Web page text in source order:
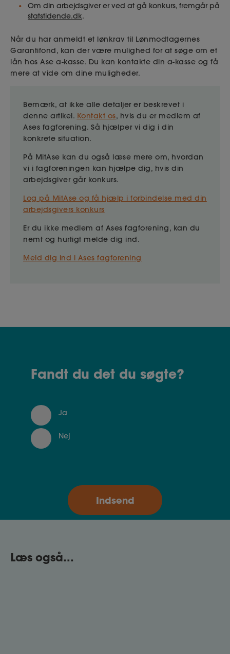
Om din arbejdsgiver er ved at gå konkurs, fremgår på
statstidende.dk.
Når du har anmeldt et lønkrav til Lønmodtagernes
Garantifond, kan der være mulighed for at søge om et
lån hos Ase a-kasse. Du kan kontakte din a-kasse og få
mere at vide om dine muligheder.
Bemærk, at ikke alle detaljer er beskrevet i
denne artikel. Kontakt os, hvis du er medlem af
Ases fagforening. Så hjælper vi dig i din
konkrete situation.
På MitAse kan du også læse mere om, hvordan
vi i fagforeningen kan hjælpe dig, hvis din
arbejdsgiver går konkurs.
Log på MitAse og få hjælp i forbindelse med din
arbejdsgivers konkurs
Er du ikke medlem af Ases fagforening, kan du
nemt og hurtigt melde dig ind.
Meld dig ind i Ases fagforening
Fandt du det du søgte?
Ja
Nej
Læs også...